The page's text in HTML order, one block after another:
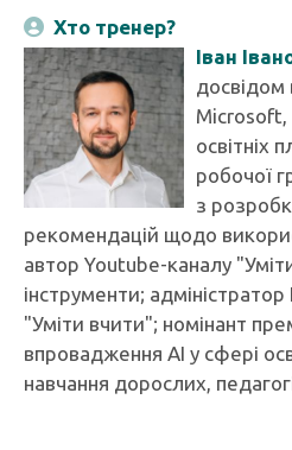
Хто тренер?
Іван
досвідом
Microsoft,
освітніх
робочої
з
рекомендацій щодо
автор Youtube-каналу
інструменти;
"Уміти вчити"; номінант
впровадження AI у сфері
навчання дорослих,